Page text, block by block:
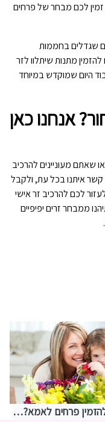
לכם מבחר של פרחים
שגדלים בחממות
מתנות שיתלוו לזר
היום שמוקדש במיוחד
אנחנו כאן
שאתם מעוניינים להרכיב
קשר איתנו בכל עת, ולקבל
לכם להרכיב זר אישי
ממבחר זרים יפיפיים
איפה להזמין פרחים לאמא? אצלנו בחנות שושי רגעים של פרחים